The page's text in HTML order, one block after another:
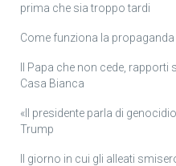
prima che sia troppo tardi
Come funziona la
Il Papa che non cede,
Casa Bianca
«Il presidente parla di
Trump
Il giorno in cui gli alleati